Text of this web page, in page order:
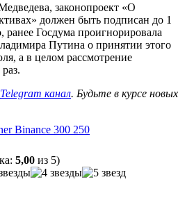
законопроект «О
должен быть подписан до 1
ранее Госдума проигнорировала
Путина о принятии этого
а в целом рассмотрение
Telegram канал. Будьте в курсе новых
5,00 из 5)